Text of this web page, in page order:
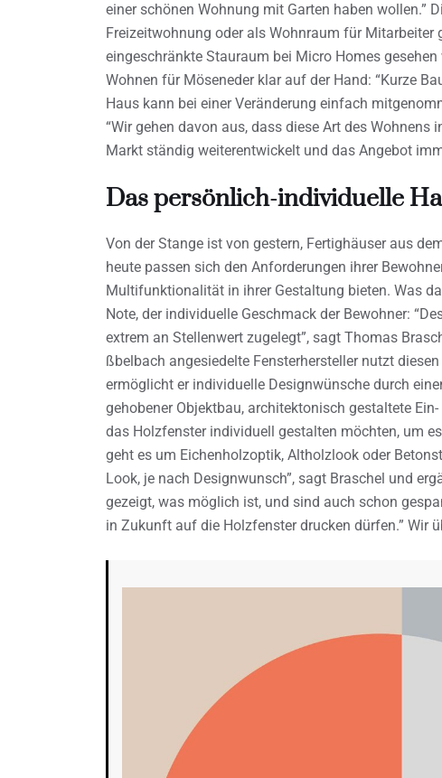
einer schönen Wohnung mit Garten haben wollen.”
Freizeitwohnung oder als Wohnraum für
eingeschränkte Stauraum bei Micro Homes
Wohnen für Möseneder klar auf der Hand: “Kurze
Haus kann bei einer Veränderung einfach
“Wir gehen davon aus, dass diese Art des
Markt ständig weiterentwickelt und das Angebot
Das persönlich-individuelle
Von der Stange ist von gestern, Fertighäuser aus
heute passen sich den Anforderungen ihrer
Multifunktionalität in ihrer Gestaltung bieten. Was
Note, der individuelle Geschmack der Bewohner:
extrem an Stellenwert zugelegt”, sagt Thomas
ßbelbach angesiedelte Fensterhersteller nutzt
ermöglicht er individuelle Designwünsche durch
gehobener Objektbau, architektonisch gestaltete
das Holzfenster individuell gestalten möchten, um
geht es um Eichenholzoptik, Altholzlook oder
Look, je nach Designwunsch”, sagt Braschel und
gezeigt, was möglich ist, und sind auch schon
in Zukunft auf die Holzfenster drucken dürfen.” Wir